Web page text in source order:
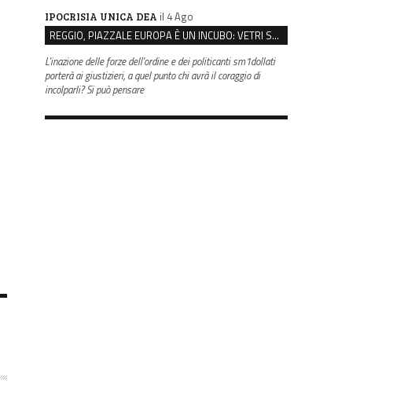
IPOCRISIA UNICA DEA il 4 Ago
REGGIO, PIAZZALE EUROPA È UN INCUBO: VETRI SPACCATI E FURTI SULLE AUTO IN SOSTA
L'inazione delle forze dell'ordine e dei politicanti sm1dollati
porterà ai giustizieri, a quel punto chi avrà il coraggio di
incolparli? Si può pensare